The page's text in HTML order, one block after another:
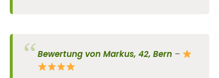
Bewertung von Markus, 42, Bern –